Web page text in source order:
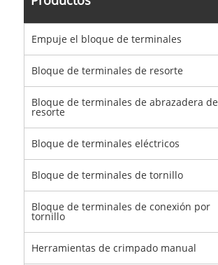
Empuje el bloque de terminales
Bloque de terminales de resorte
Bloque de terminales de abrazadera de
resorte
Bloque de terminales eléctricos
Bloque de terminales de tornillo
Bloque de terminales de conexión por
tornillo
Herramientas de crimpado manual